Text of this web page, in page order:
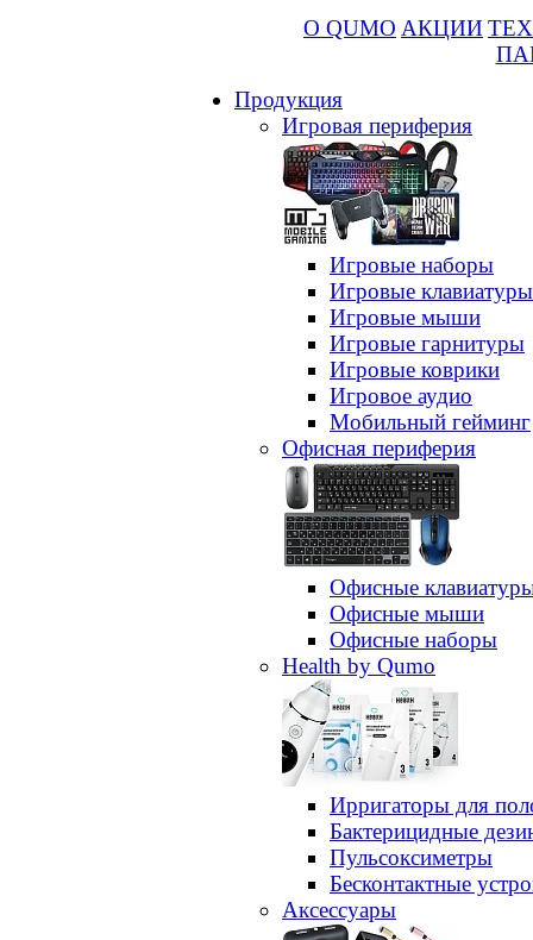
О QUMO АКЦИИ
Продукция
Игровая периферия
Игровые наборы
Игровые клавиатуры
Игровые мыши
Игровые гарнитуры
Игровые коврики
Игровое аудио
Мобильный гейминг
Офисная периферия
Офисные
Офисные мыши
Офисные наборы
Health by Qumo
Ирригаторы для
Бактерицидные
Пульсоксиметры
Бесконтактные
Аксессуары